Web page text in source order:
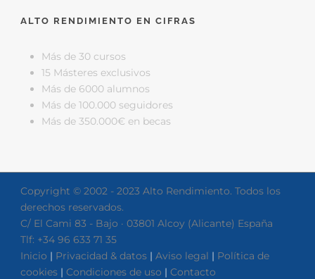
ALTO RENDIMIENTO EN CIFRAS
Más de 30 cursos
15 Másteres exclusivos
Más de 6000 alumnos
Más de 100.000 seguidores
Más de 350.000€ en becas
Copyright © 2002 - 2023 Alto Rendimiento. Todos los
derechos reservados.
C/ El Cami 83 - Bajo · 03801 Alcoy (Alicante) España
Tlf: +34 96 633 71 35
Inicio | Privacidad & datos | Aviso legal | Política de
cookies | Condiciones de uso | Contacto